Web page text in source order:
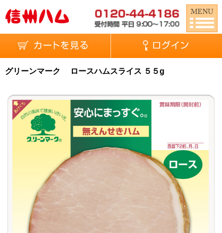
グリーンマーク ロースハムスライス ５５g